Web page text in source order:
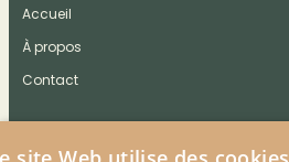
Accueil
À propos
Contact